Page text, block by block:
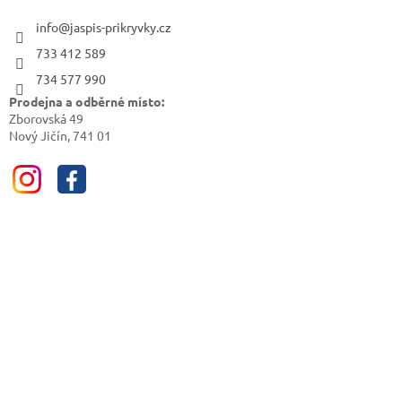
info@jaspis-prikryvky.cz
733 412 589
734 577 990
Prodejna a odběrné místo:
Zborovská 49
Nový Jičín, 741 01